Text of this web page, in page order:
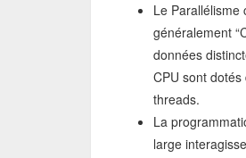
Le Parallélisme
généralement
données
CPU sont
threads.
La
large